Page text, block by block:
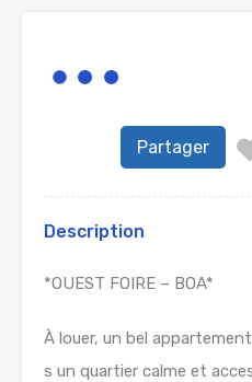
Partager
Description
*OUEST FOIRE – BOA*
À louer, un bel
s un quartier calme et